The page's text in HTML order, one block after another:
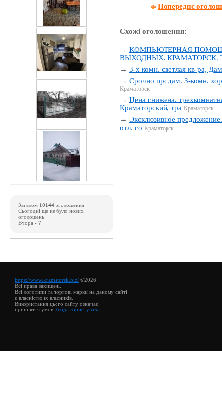
Попереднє
Схожі оголошення:
→КОМПЬЮТЕРНАЯ
ВЫХОДНЫХ. КРАМАТОРСК.
→3-х комн. светлая кв-ра,
→Срочно продам. 3-комн.
Краматорск
→Цена снижена.
Краматорский, тра Краматорск
→Эксклюзивное
отл. со Краматорск
Загалом 10144 оголошення
Сьогодні ще не було нових
оголошень
Вчора - 7
https://www.kramatorsk.biz/ ©2026
Всі права захищені.
Всі логотипи та торгові марки на даному сайті
є власністю їх власників.
Використання цього сайту означає
прийняття умов Угода користувача